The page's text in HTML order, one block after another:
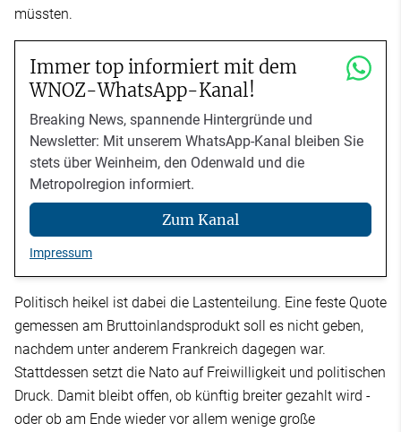
müssten.
Immer top informiert mit dem
WNOZ-WhatsApp-Kanal!
Breaking News, spannende Hintergründe und
Newsletter: Mit unserem WhatsApp-Kanal bleiben Sie
stets über Weinheim, den Odenwald und die
Metropolregion informiert.
Zum Kanal
Impressum
Politisch heikel ist dabei die Lastenteilung. Eine feste Quote
gemessen am Bruttoinlandsprodukt soll es nicht geben,
nachdem unter anderem Frankreich dagegen war.
Stattdessen setzt die Nato auf Freiwilligkeit und politischen
Druck. Damit bleibt offen, ob künftig breiter gezahlt wird -
oder ob am Ende wieder vor allem wenige große